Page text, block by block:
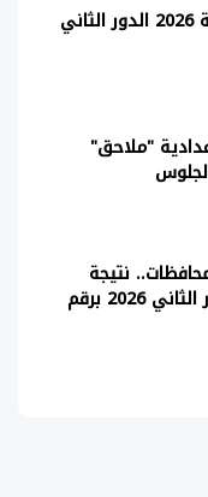
نتيجة الشهادة الإعدادية 2026 الدور الثاني
"ملاحق"
نتيجة
الشهادة الإعدادية الدور الثاني 2026 برقم